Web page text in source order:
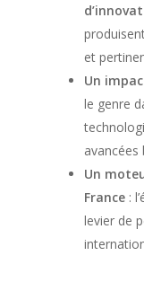
et
Un
le genre
avancées
Un
France :
levier de